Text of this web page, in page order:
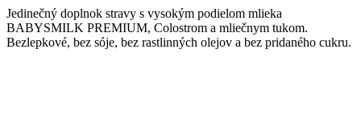
Jedinečný doplnok stravy s vysokým podielom mlieka
BABYSMILK PREMIUM, Colostrom a mliečnym tukom.
Bezlepkové, bez sóje, bez rastlinných olejov a bez pridaného cukru.